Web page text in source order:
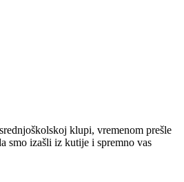
klupi, vremenom prešle
smo izašli iz kutije i spremno vas